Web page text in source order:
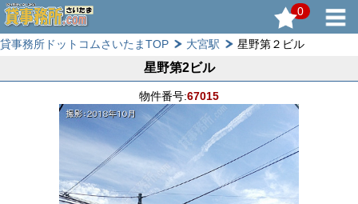
0
貸事務所ドットコムさいたまTOP 大宮駅 星野第２ビル
星野第2ビル
物件番号:67015